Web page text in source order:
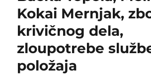
Kokai Mernjak,
krivičnog dela,
zloupotrebe
položaja